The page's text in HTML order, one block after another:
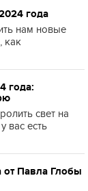
года
нам новые
как
года:
свет на
вас есть
от Павла Глобы